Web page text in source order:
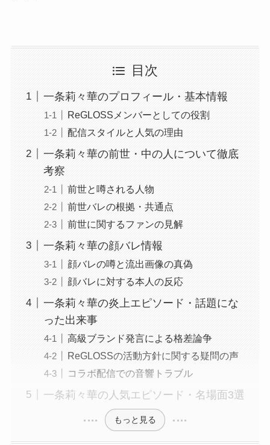
目次
一条莉々華のプロフィール・基本情報
ReGLOSSメンバーとしての役割
配信スタイルと人気の理由
一条莉々華の前世・中の人について徹底
考察
前世と噂される人物
前世バレの根拠・共通点
前世に関するファンの見解
一条莉々華の顔バレ情報
顔バレの噂と流出画像の真偽
顔バレに対する本人の反応
一条莉々華の炎上エピソード・話題にな
った出来事
高級ブランド発言による格差論争
ReGLOSSの活動方針に関する疑問の声
コラボ配信での音響トラブル
一条莉々華の人気エピソード・名場面3選
もっと見る